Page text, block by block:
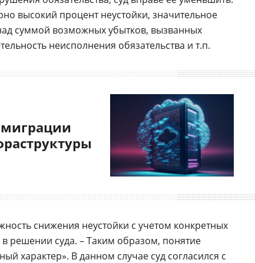
высокий процент неустойки, значительное
суммой возможных убытков, вызванных
неисполнения обязательства и т.п.
снижения неустойки с учетом конкретных
в решении суда. – Таким образом, понятие
характер». В данном случае суд согласился с